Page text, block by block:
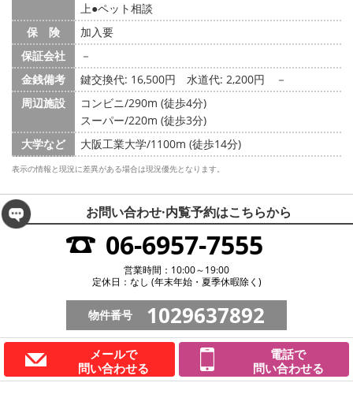
上 ペット相談
保 険
加入要
保証会社
－
金銭備考
鍵交換代: 16,500円 水道代: 2,200円
－
周辺施設
コンビニ/290m (徒歩4分)
スーパー/220m (徒歩3分)
大学など
大阪工業大学/1100m (徒歩14分)
表示の情報と現況に差異がある場合は現況優先となります。
お問い合わせ·内覧予約はこちらから
06-6957-7555
営業時間：10:00～19:00
定休日：なし (年末年始・夏季休暇除く)
物件番号 1029637892
メールで
問い合わせる
電話で
問い合わせる